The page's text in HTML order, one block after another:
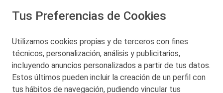
San Martín 5-Edificio Muñatones,
© 2026 Petronor S.A.
Tus Preferencias de Cookies
Utilizamos cookies propias y de terceros con fines
técnicos, personalización, análisis y publicitarios,
incluyendo anuncios personalizados a partir de tus datos.
Estos últimos pueden incluir la creación de un perfil con
tus hábitos de navegación, pudiendo vincular tus